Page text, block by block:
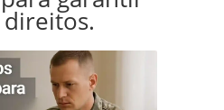
direitos.